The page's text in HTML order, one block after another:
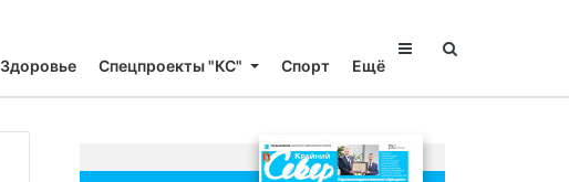
Здоровье Спецпроекты "КС" Спорт Ещё